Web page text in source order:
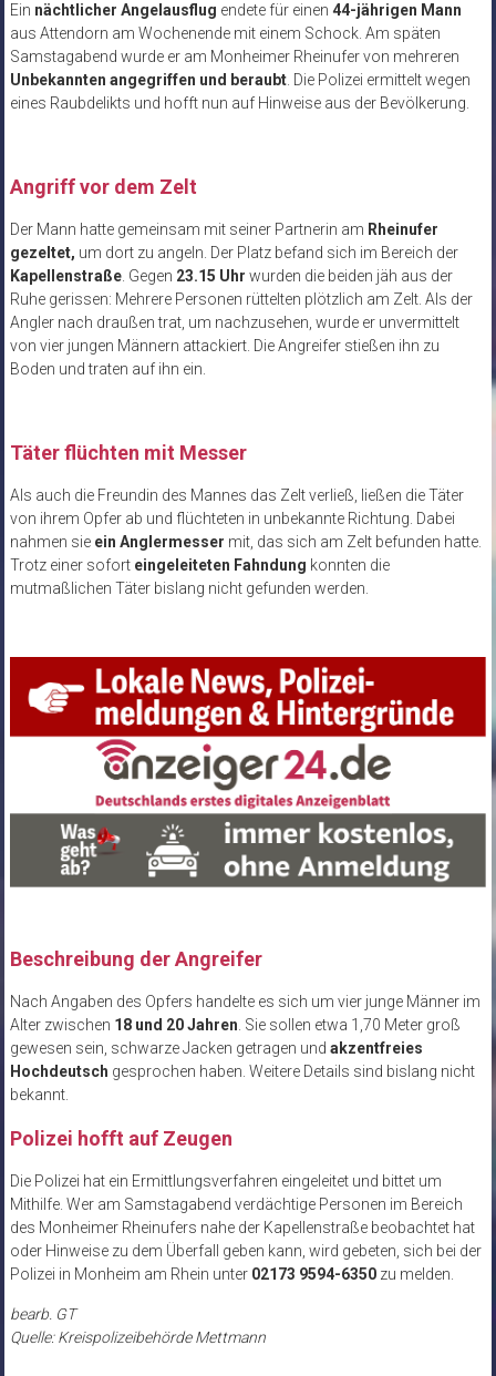
Ein nächtlicher Angelausflug endete für einen 44-jährigen Mann
aus Attendorn am Wochenende mit einem Schock. Am späten
Samstagabend wurde er am Monheimer Rheinufer von mehreren
Unbekannten angegriffen und beraubt. Die Polizei ermittelt wegen
eines Raubdelikts und hofft nun auf Hinweise aus der Bevölkerung.
Angriff vor dem Zelt
Der Mann hatte gemeinsam mit seiner Partnerin am Rheinufer
gezeltet, um dort zu angeln. Der Platz befand sich im Bereich der
Kapellenstraße. Gegen 23.15 Uhr wurden die beiden jäh aus der
Ruhe gerissen: Mehrere Personen rüttelten plötzlich am Zelt. Als der
Angler nach draußen trat, um nachzusehen, wurde er unvermittelt
von vier jungen Männern attackiert. Die Angreifer stießen ihn zu
Boden und traten auf ihn ein.
Täter flüchten mit Messer
Als auch die Freundin des Mannes das Zelt verließ, ließen die Täter
von ihrem Opfer ab und flüchteten in unbekannte Richtung. Dabei
nahmen sie ein Anglermesser mit, das sich am Zelt befunden hatte.
Trotz einer soforteingeleiteten Fahndung konnten die
mutmaßlichen Täter bislang nicht gefunden werden.
Beschreibung der Angreifer
Nach Angaben des Opfers handelte es sich um vier junge Männer im
Alter zwischen 18 und 20 Jahren. Sie sollen etwa 1,70 Meter groß
gewesen sein, schwarze Jacken getragen und akzentfreies
Hochdeutsch gesprochen haben. Weitere Details sind bislang nicht
bekannt.
Polizei hofft auf Zeugen
Die Polizei hat ein Ermittlungsverfahren eingeleitet und bittet um
Mithilfe. Wer am Samstagabend verdächtige Personen im Bereich
des Monheimer Rheinufers nahe der Kapellenstraße beobachtet hat
oder Hinweise zu dem Überfall geben kann, wird gebeten, sich bei der
Polizei in Monheim am Rhein unter 02173 9594-6350zu melden.
bearb. GT
Quelle: Kreispolizeibehörde Mettmann